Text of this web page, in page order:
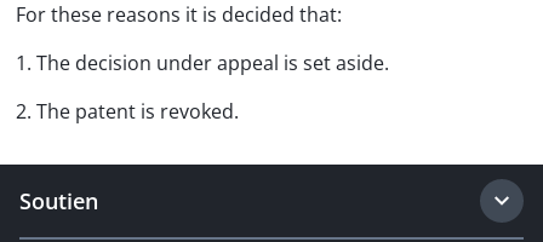
For these reasons it is decided that:
1. The decision under appeal is set aside.
2. The patent is revoked.
Soutien